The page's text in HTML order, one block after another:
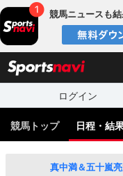
競馬ニュースも
ログイン
競馬トップ 日程・結
真中満＆五十嵐